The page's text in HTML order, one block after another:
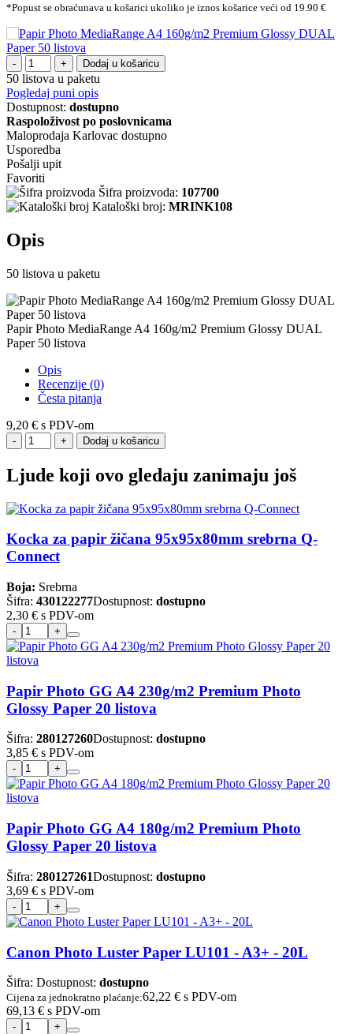
*Popust se obraćunava u košarici ukoliko je iznos košarice veći od 19.90 €
Dodaj u košaricu
50 listova u paketu
Pogledaj puni opis
Dostupnost: dostupno
Raspoloživost po poslovnicama
Maloprodaja Karlovac dostupno
Usporedba
Pošalji upit
Favoriti
Šifra proizvoda: 107700
Kataloški broj: MRINK108
Opis
50 listova u paketu
Papir Photo MediaRange A4 160g/m2 Premium Glossy DUAL
Paper 50 listova
Opis
Recenzije (0)
Česta pitanja
9,20 € s PDV-om
Dodaj u košaricu
Ljude koji ovo gledaju zanimaju još
Kocka za papir žičana 95x95x80mm srebrna Q-
Connect
Boja: Srebrna
Šifra: 430122277Dostupnost: dostupno
2,30 € s PDV-om
Papir Photo GG A4 230g/m2 Premium Photo
Glossy Paper 20 listova
Šifra: 280127260Dostupnost: dostupno
3,85 € s PDV-om
Papir Photo GG A4 180g/m2 Premium Photo
Glossy Paper 20 listova
Šifra: 280127261Dostupnost: dostupno
3,69 € s PDV-om
Canon Photo Luster Paper LU101 - A3+ - 20L
Šifra: Dostupnost: dostupno
Cijena za jednokratno plaćanje:62,22 € s PDV-om
69,13 € s PDV-om